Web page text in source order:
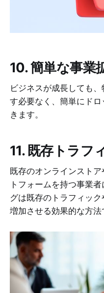
10. 簡単な事業
ビジネスが成長しても
す必要なく、簡単にド
きます。
11. 既存トラフ
既存のオンラインスト
トフォームを持つ事業
グは既存のトラフィッ
増加させる効果的な方法